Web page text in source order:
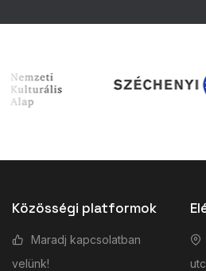
Közösségi platformok
Maradj kapcsolatban
velünk!